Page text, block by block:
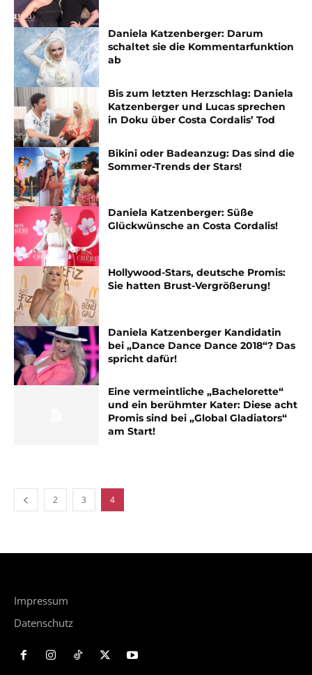
Daniela Katzenberger: Darum
schaltet sie die Kommentarfunktion
ab
Bis zum letzten Herzschlag: Daniela
Katzenberger und Lucas sprechen
in Doku über Costa Cordalis’ Tod
Bikini oder Badeanzug: Das sind die
Sommer-Trends der Stars!
Daniela Katzenberger: Süße
Glückwünsche an Costa Cordalis!
Hollywood-Stars, deutsche Promis:
Sie hatten Brust-Vergrößerung!
Daniela Katzenberger Kandidatin
bei „Dance Dance Dance 2018“? Das
spricht dafür!
Eine vermeintliche „Bachelorette“
und ein berühmter Kater: Diese acht
Promis sind bei „Global Gladiators“
am Start!
2 3 4
Impressum
Datenschutz